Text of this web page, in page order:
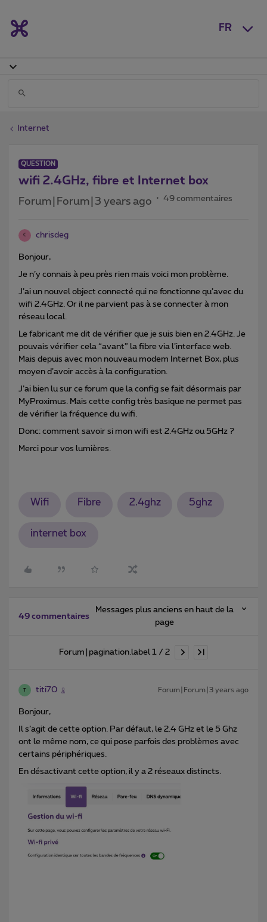
FR
Internet
QUESTION
wifi 2.4GHz, fibre et Internet box
Forum|Forum|3 years ago 49 commentaires
C chrisdeg
Bonjour,
Je n’y connais à peu près rien mais voici mon problème.
J’ai un nouvel object connecté qui ne fonctionne qu’avec du
wifi 2.4GHz. Or il ne parvient pas à se connecter à mon
réseau local.
Le fabricant me dit de vérifier que je suis bien en 2.4GHz. Je
pouvais vérifier cela “avant” la fibre via l’interface web.
Mais depuis avec mon nouveau modem Internet Box, plus
moyen d’avoir accès à la configuration.
J’ai bien lu sur ce forum que la config se fait désormais par
MyProximus. Mais cette config très basique ne permet pas
de vérifier la fréquence du wifi.
Donc: comment savoir si mon wifi est 2.4GHz ou 5GHz ?
Merci pour vos lumières.
Wifi Fibre 2.4ghz 5ghz
internet box
49 commentaires
Messages plus anciens en haut de la
page
Forum|pagination.label 1 / 2
titi70 Forum|Forum|3 years ago
Bonjour,
Il s’agit de cette option. Par défaut, le 2.4 GHz et le 5 Ghz
ont le même nom, ce qui pose parfois des problèmes avec
certains périphériques.
En désactivant cette option, il y a 2 réseaux distincts.